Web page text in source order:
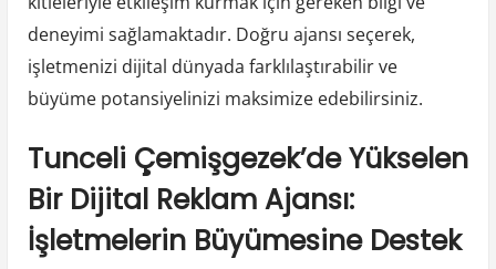
deneyimi sağlamaktadır. Doğru ajansı seçerek,
işletmenizi dijital dünyada farklılaştırabilir ve
büyüme potansiyelinizi maksimize edebilirsiniz.
Tunceli Çemişgezek’de Yükselen
Bir Dijital Reklam Ajansı:
İşletmelerin Büyümesine Destek